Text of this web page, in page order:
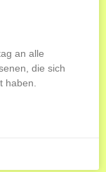
an alle
die sich
haben.